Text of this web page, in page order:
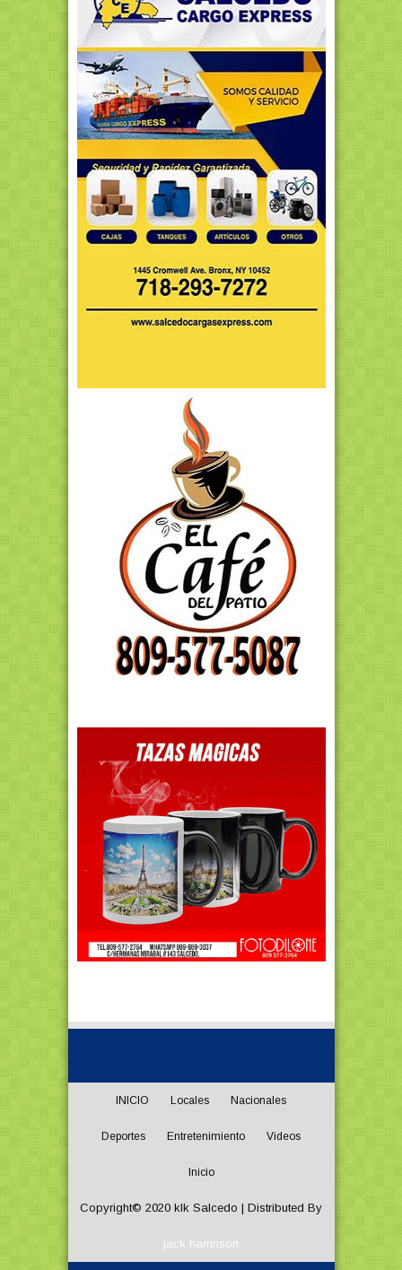
INICIO Locales Nacionales
Deportes Entretenimiento Videos
Inicio
Copyright© 2020 klk Salcedo | Distributed By
jack harrinson